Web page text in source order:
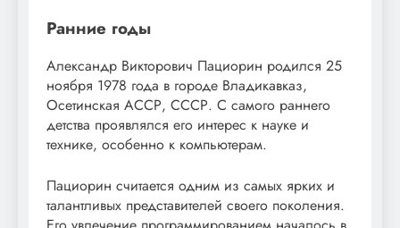
Ранние годы
Александр Викторович Пациорин родился 25
ноября 1978 года в городе Владикавказ,
Осетинская АССР, СССР. С самого раннего
детства проявлялся его интерес к науке и
технике, особенно к компьютерам.
Пациорин считается одним из самых ярких и
талантливых представителей своего поколения.